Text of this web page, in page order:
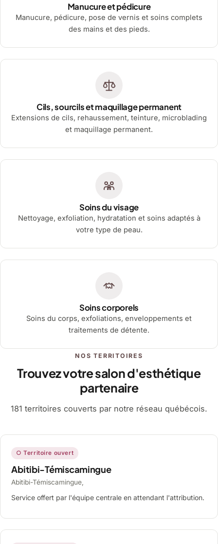
Manucure et pédicure
Manucure, pédicure, pose de vernis et soins complets
des mains et des pieds.
Cils, sourcils et maquillage permanent
Extensions de cils, rehaussement, teinture, microblading
et maquillage permanent.
Soins du visage
Nettoyage, exfoliation, hydratation et soins adaptés à
votre type de peau.
Soins corporels
Soins du corps, exfoliations, enveloppements et
traitements de détente.
NOS TERRITOIRES
Trouvez votre salon d'esthétique
partenaire
181 territoires couverts par notre réseau québécois.
○ Territoire ouvert
Abitibi-Témiscamingue
Abitibi-Témiscamingue,
Service offert par l'équipe centrale en attendant l'attribution.